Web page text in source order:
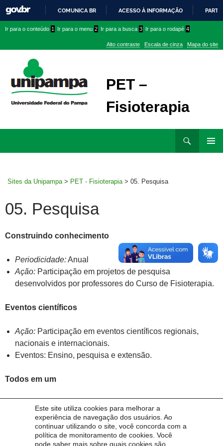
Este site utiliza cookies para melhorar a
experiência de navegação dos usuários. Ao
continuar utilizando o site, você concorda com a
política de monitoramento de cookies. Você
pode saber mais sobre quais cookies são
PARA
CONTEÚDO
COMUNICA BR ACESSO À INFORMAÇÃO
conteúdo
menu
superior
menu
Ir para o conteúdo 1 Ir para o menu 2 Ir para a busca 3 Ir para o rodapé 4
Alto contraste Escala de cinza Mapa do site
PET –
Fisioterapia
Sites da Unipampa > PET - Fisioterapia > 05. Pesquisa
05. Pesquisa
Construindo conhecimento
Periodicidade:Anual
Ação: Participação em projetos de pesquisa
desenvolvidos por professores do Curso de Fisioterapia.
Eventos científicos
Ação: Participação em eventos científicos regionais,
nacionais e internacionais.
Eventos: Ensino, pesquisa e extensão.
Todos em um
Desenvolvimento de projeto de pesquisa sobre a
intervenção fisioterapêutica em pacientes do Programa
de Saúde da Família – PSF – Município de Uruguaiana.